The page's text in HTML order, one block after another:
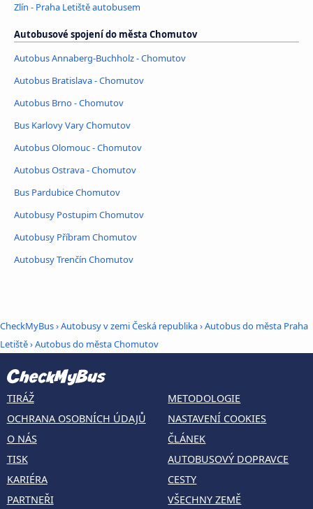
Zlín - Praha Letiště autobusem
Autobusové spojení do města Chomutov
Autobus Annaberg-Buchholz - Chomutov
Autobus Bratislava - Chomutov
Autobus Brno - Chomutov
Bus Karlovy Vary Chomutov
Autobus Olomouc - Chomutov
Autobus Ostrava - Chomutov
Bus Pardubice Chomutov
Autobusy Postupim Chomutov
Autobusy Příbram Chomutov
Autobusy Trenčín Chomutov
CheckMyBus›Autobusy v zemi Česká republika›Autobus do města Praha
Letiště›Autobus do města Chomutov
TIRÁŽ
OCHRANA OSOBNÍCH ÚDAJŮ
O NÁS
TISK
KARIÉRA
PARTNEŘI
METODOLOGIE
NASTAVENÍ COOKIES
ČLÁNEK
AUTOBUSOVÝ DOPRAVCE
CESTY
VŠECHNY ZEMĚ